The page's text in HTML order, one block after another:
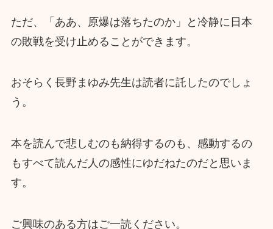
ただ、「ああ、原爆は落ちたのか」と冷静に日本
の敗戦を受け止めることができます。
おそらく長野まゆみ先生は読者に託したのでしょ
う。
本を読んで悲しむのも納得するのも、感動するの
もすべて読んだ人の感性にゆだねたのだと思いま
す。
ご興味のある方はご一読ください。